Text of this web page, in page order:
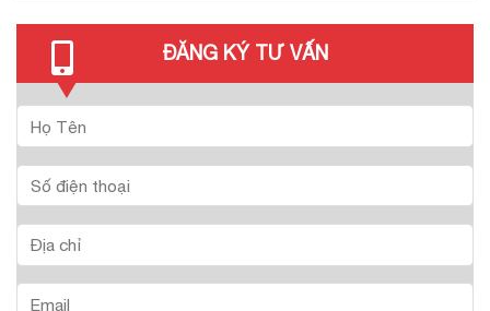
ĐĂNG KÝ TƯ VẤN